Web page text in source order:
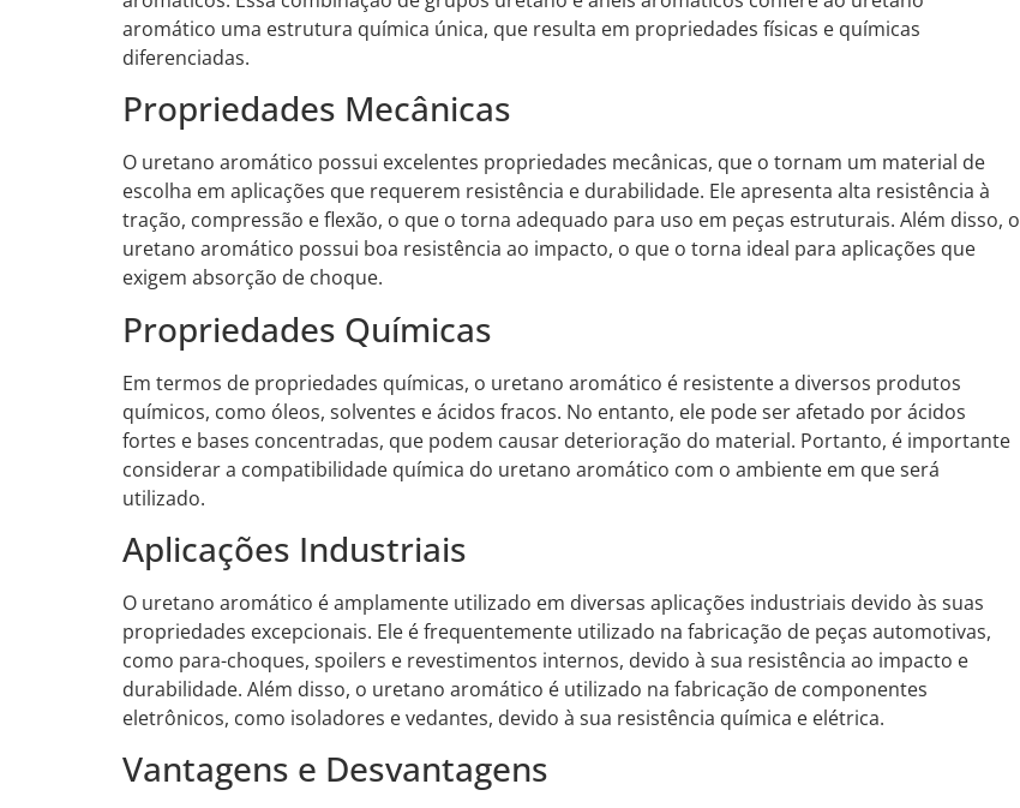
aromático uma estrutura química única, que resulta em propriedades físicas e químicas
diferenciadas.
Propriedades Mecânicas
O uretano aromático possui excelentes propriedades mecânicas, que o tornam um material de
escolha em aplicações que requerem resistência e durabilidade. Ele apresenta alta resistência à
tração, compressão e flexão, o que o torna adequado para uso em peças estruturais. Além disso, o
uretano aromático possui boa resistência ao impacto, o que o torna ideal para aplicações que
exigem absorção de choque.
Propriedades Químicas
Em termos de propriedades químicas, o uretano aromático é resistente a diversos produtos
químicos, como óleos, solventes e ácidos fracos. No entanto, ele pode ser afetado por ácidos
fortes e bases concentradas, que podem causar deterioração do material. Portanto, é importante
considerar a compatibilidade química do uretano aromático com o ambiente em que será
utilizado.
Aplicações Industriais
O uretano aromático é amplamente utilizado em diversas aplicações industriais devido às suas
propriedades excepcionais. Ele é frequentemente utilizado na fabricação de peças automotivas,
como para-choques, spoilers e revestimentos internos, devido à sua resistência ao impacto e
durabilidade. Além disso, o uretano aromático é utilizado na fabricação de componentes
eletrônicos, como isoladores e vedantes, devido à sua resistência química e elétrica.
Vantagens e Desvantagens